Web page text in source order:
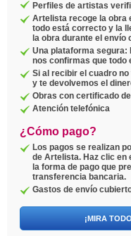
Perfiles de artistas
Artelista recoge la obra
todo está correcto y la
la obra durante el
Una plataforma segura:
nos confirmas que todo
Si al recibir el cuadro
y te devolvemos el
Obras con certificado
Atención telefónica
¿Cómo pago?
Los pagos se realizan
de Artelista. Haz clic
la forma de pago que
transferencia bancaria.
Gastos de envío
¡MIRA